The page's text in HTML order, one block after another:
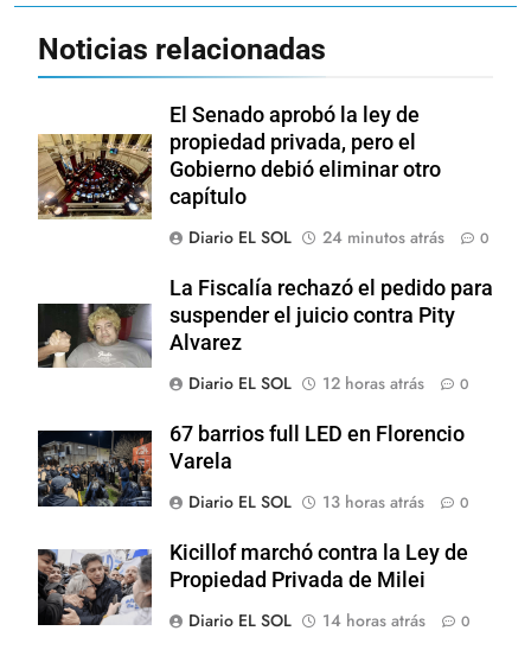
Noticias relacionadas
El Senado aprobó la ley de
propiedad privada, pero el
Gobierno debió eliminar otro
capítulo
Diario EL SOL
24 minutos atrás 0
La Fiscalía rechazó el pedido para
suspender el juicio contra Pity
Alvarez
Diario EL SOL
12 horas atrás 0
67 barrios full LED en Florencio
Varela
Diario EL SOL
13 horas atrás 0
Kicillof marchó contra la Ley de
Propiedad Privada de Milei
Diario EL SOL
14 horas atrás 0